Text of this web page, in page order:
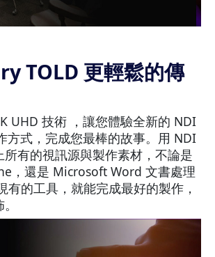
TOLD 更輕鬆的傳
UHD 技術 ，讓您體驗全新的 NDI
方式，完成您最棒的故事。用 NDI
有的視訊源與製作素材，不論是
，還是 Microsoft Word 文書處理
有的工具，就能完成最好的製作，